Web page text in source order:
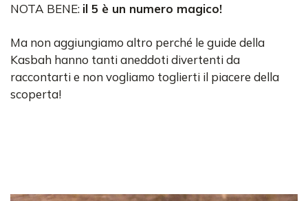
NOTA BENE: il 5 è un numero magico!
Ma non aggiungiamo altro perché le guide della
Kasbah hanno tanti aneddoti divertenti da
raccontarti e non vogliamo toglierti il piacere della
scoperta!